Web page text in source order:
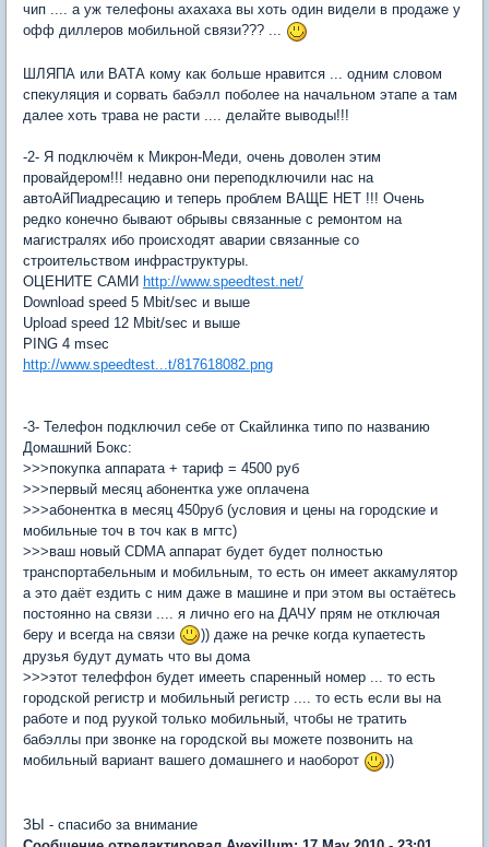
чип .... а уж телефоны ахахаха вы хоть один видели в продаже у
офф диллеров мобильной связи??? ...
ШЛЯПА или ВАТА кому как больше нравится ... одним словом
спекуляция и сорвать бабэлл поболее на начальном этапе а там
далее хоть трава не расти .... делайте выводы!!!
-2- Я подключём к Микрон-Меди, очень доволен этим
провайдером!!! недавно они переподключили нас на
автоАйПиадресацию и теперь проблем ВАЩЕ НЕТ !!! Очень
редко конечно бывают обрывы связанные с ремонтом на
магистралях ибо происходят аварии связанные со
строительством инфраструктуры.
ОЦЕНИТЕ САМИ http://www.speedtest.net/
Download speed 5 Mbit/sec и выше
Upload speed 12 Mbit/sec и выше
PING 4 msec
http://www.speedtest...t/817618082.png
-3- Телефон подключил себе от Скайлинка типо по названию
Домашний Бокс:
>>>покупка аппарата + тариф = 4500 руб
>>>первый месяц абонентка уже оплачена
>>>абонентка в месяц 450руб (условия и цены на городские и
мобильные точ в точ как в мгтс)
>>>ваш новый CDMA аппарат будет будет полностью
транспортабельным и мобильным, то есть он имеет аккамулятор
а это даёт ездить с ним даже в машине и при этом вы остаётесь
постоянно на связи .... я лично его на ДАЧУ прям не отключая
беру и всегда на связи
)) даже на речке когда купаетесть
друзья будут думать что вы дома
>>>этот телеффон будет имееть спаренный номер ... то есть
городской регистр и мобильный регистр .... то есть если вы на
работе и под руукой только мобильный, чтобы не тратить
бабэллы при звонке на городской вы можете позвонить на
мобильный вариант вашего домашнего и наоборот
))
ЗЫ - спасибо за внимание